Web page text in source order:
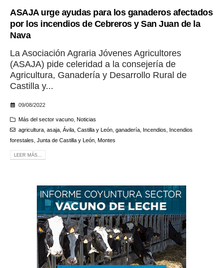
ASAJA urge ayudas para los ganaderos afectados
por los incendios de Cebreros y San Juan de la
Nava
La Asociación Agraria Jóvenes Agricultores
(ASAJA) pide celeridad a la consejería de
Agricultura, Ganadería y Desarrollo Rural de
Castilla y...
09/08/2022
Más del sector vacuno, Noticias
agricultura, asaja, Ávila, Castilla y León, ganadería, Incendios, Incendios
forestales, Junta de Castilla y León, Montes
LEER MÁS...